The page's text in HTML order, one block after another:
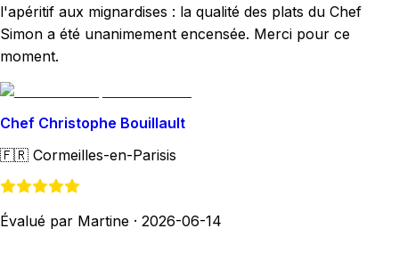
l'apéritif aux mignardises : la qualité des plats du Chef
Simon a été unanimement encensée. Merci pour ce
moment.
Chef Christophe Bouillault
🇫🇷 Cormeilles-en-Parisis
Évalué par Martine · 2026-06-14